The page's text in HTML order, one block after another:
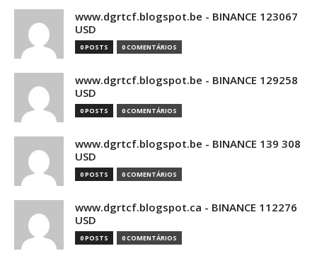
www.dgrtcf.blogspot.be - BINANCE 123067
USD
0 POSTS 0 COMENTÁRIOS
www.dgrtcf.blogspot.be - BINANCE 129258
USD
0 POSTS 0 COMENTÁRIOS
www.dgrtcf.blogspot.be - BINANCE 139 308
USD
0 POSTS 0 COMENTÁRIOS
www.dgrtcf.blogspot.ca - BINANCE 112276
USD
0 POSTS 0 COMENTÁRIOS